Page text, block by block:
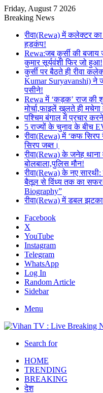
Friday, August 7 2026
Breaking News
रीवा(Rewa) में कलेक्टर
हड़कंप!
Rewa:जब कुर्सी की बजाय
कुमार सूर्यवंशी फिर जो हुआ!
कुर्सी पर बैठते ही रीवा
Kumar Suryavanshi) ने
पसीने!
Rewa में ‘कड़क’ राज की
मोर्चा,फाइलें खुलते ही
पश्चिम बंगाल में प्रचार
5 राज्यों के चुनाव के बीच
रीवा(Rewa) में ‘कफ सिरप
सिरप जब्त।
रीवा(Rewa) के जनेह
बोलबाला,पुलिस मौन!
रीवा(Rewa) के नए
बैतूल से विंध्य तक का
Biography”
रीवा(Rewa) में डबल
Facebook
X
YouTube
Instagram
Telegram
WhatsApp
Log In
Random Article
Sidebar
Menu
Search for
HOME
TRENDING
BREAKING
देश